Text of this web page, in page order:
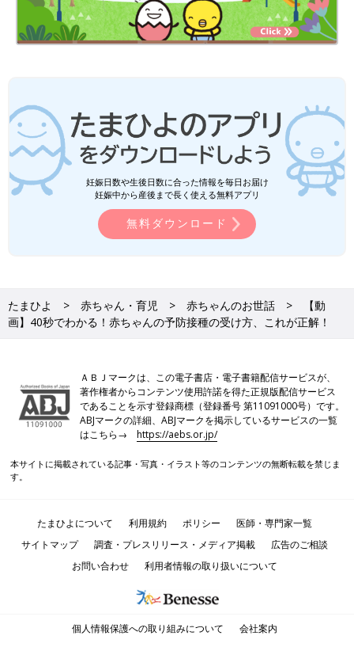
妊娠日数や生後日数に合った情報を毎日お届け
妊娠中から産後まで長く使える無料アプリ
無料ダウンロード
たまひよ 赤ちゃん・育児 赤ちゃんのお世話
【動
画】40秒でわかる！赤ちゃんの予防接種の受け方、これが正解！
ＡＢＪマークは、この電子書店・電子書籍配信サービスが、
著作権者からコンテンツ使用許諾を得た正規版配信サービス
であることを示す登録商標（登録番号 第11091000号）です。
ABJマークの詳細、ABJマークを掲示しているサービスの一覧
はこちら→https://aebs.or.jp/
本サイトに掲載されている記事・写真・イラスト等のコンテンツの無断転載を禁じま
す。
たまひよについて 利用規約 ポリシー
医師・専門家一覧
サイトマップ
調査・プレスリリース・メディア掲載
広告のご相談
お問い合わせ
利用者情報の取り扱いについて
個人情報保護への取り組みについて 会社案内